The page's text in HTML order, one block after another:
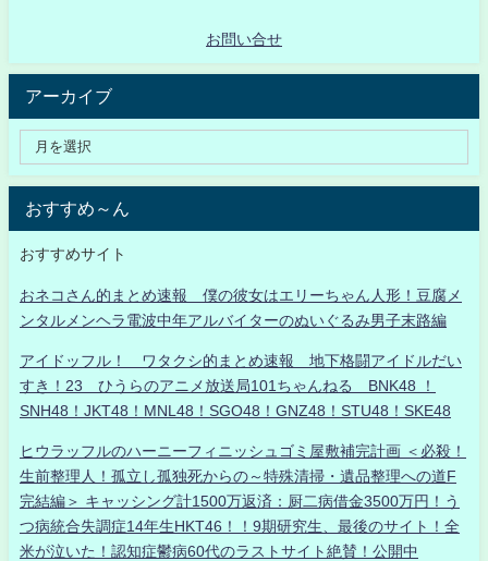
お問い合せ
アーカイブ
おすすめ～ん
おすすめサイト
おネコさん的まとめ速報 僕の彼女はエリーちゃん人形！豆腐メ
ンタルメンヘラ電波中年アルバイターのぬいぐるみ男子末路編
アイドッフル！ ワタクシ的まとめ速報 地下格闘アイドルだい
すき！23 ひうらのアニメ放送局101ちゃんねる BNK48 ！
SNH48！JKT48！MNL48！SGO48！GNZ48！STU48！SKE48
ヒウラッフルのハーニーフィニッシュゴミ屋敷補完計画 ＜必殺！
生前整理人！孤立し孤独死からの～特殊清掃・遺品整理への道F
完結編＞ キャッシング計1500万返済：厨二病借金3500万円！う
つ病統合失調症14年生HKT46！！9期研究生、最後のサイト！全
米が泣いた！認知症鬱病60代のラストサイト絶賛！公開中